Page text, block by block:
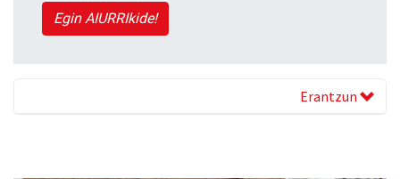
Egin AIURRIkide!
Erantzun